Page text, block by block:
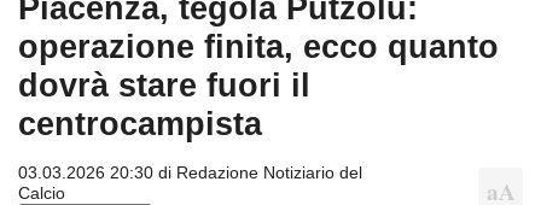
Piacenza, tegola Putzolu:
operazione finita, ecco quanto
dovrà stare fuori il
centrocampista
03.03.2026 20:30 di Redazione Notiziario del
Calcio